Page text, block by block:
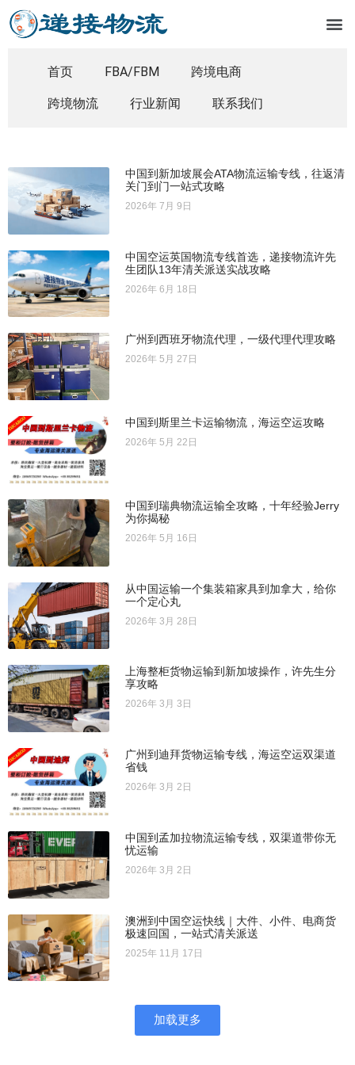
首页 FBA/FBM 跨境电商
跨境物流 行业新闻 联系我们
中国到新加坡展会ATA物流运输专线，往返清
关门到门一站式攻略
2026年 7月 9日
中国空运英国物流专线首选，递接物流许先
生团队13年清关派送实战攻略
2026年 6月 18日
广州到西班牙物流代理，一级代理代理攻略
2026年 5月 27日
中国到斯里兰卡运输物流，海运空运攻略
2026年 5月 22日
中国到瑞典物流运输全攻略，十年经验Jerry
为你揭秘
2026年 5月 16日
从中国运输一个集装箱家具到加拿大，给你
一个定心丸
2026年 3月 28日
上海整柜货物运输到新加坡操作，许先生分
享攻略
2026年 3月 3日
广州到迪拜货物运输专线，海运空运双渠道
省钱
2026年 3月 2日
中国到孟加拉物流运输专线，双渠道带你无
忧运输
2026年 3月 2日
澳洲到中国空运快线｜大件、小件、电商货
极速回国，一站式清关派送
2025年 11月 17日
加载更多